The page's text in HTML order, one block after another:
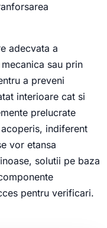
adecvata a
sau prin
a preveni
interioare cat si
prelucrate
indiferent
vor etansa
solutii pe baza
pentru verificari.